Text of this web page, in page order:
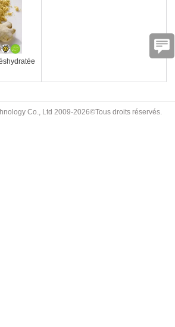
Co., Ltd 2009-2026©Tous droits réservés.